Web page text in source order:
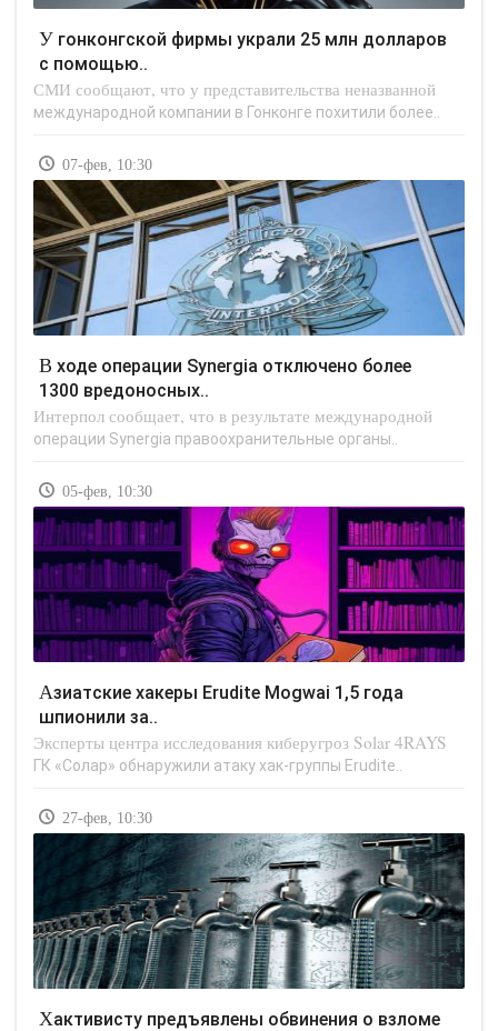
У гонконгской фирмы украли 25 млн долларов
с помощью..
СМИ сообщают, что у представительства неназванной
международной компании в Гонконге похитили более..
07-фев, 10:30
В ходе операции Synergia отключено более
1300 вредоносных..
Интерпол сообщает, что в результате международной
операции Synergia правоохранительные органы..
05-фев, 10:30
Азиатские хакеры Erudite Mogwai 1,5 года
шпионили за..
Эксперты центра исследования киберугроз Solar 4RAYS
ГК «Солар» обнаружили атаку хак-группы Erudite..
27-фев, 10:30
Хактивисту предъявлены обвинения о взломе